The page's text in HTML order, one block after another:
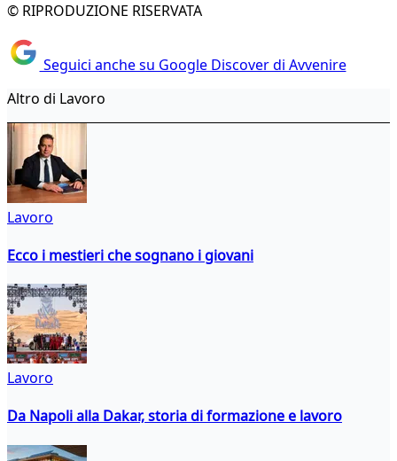
© RIPRODUZIONE RISERVATA
Seguici anche su Google Discover di Avvenire
Altro di Lavoro
Lavoro
Ecco i mestieri che sognano i giovani
Lavoro
Da Napoli alla Dakar, storia di formazione e lavoro